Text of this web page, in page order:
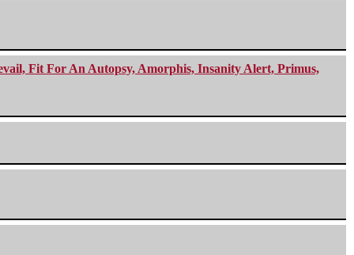
Fit For An Autopsy, Amorphis, Insanity Alert, Primus,